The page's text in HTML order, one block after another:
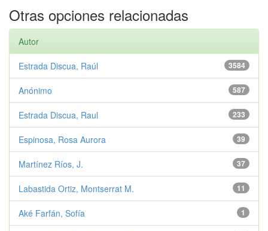
Otras opciones relacionadas
Autor
3584
Estrada Discua, Raúl
587
Anónimo
233
Estrada Discua, Raul
39
Espinosa, Rosa Aurora
37
Martínez Ríos, J.
11
Labastida Ortiz, Montserrat M.
1
Aké Farfán, Sofía